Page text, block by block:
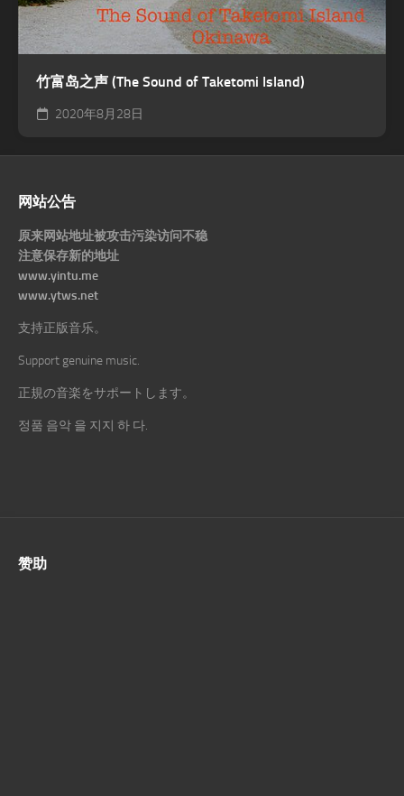
竹富岛之声 (The Sound of Taketomi Island)
2020年8月28日
网站公告
原来网站地址被攻击污染访问不稳
注意保存新的地址
www.yintu.me
www.ytws.net
支持正版音乐。
Support genuine music.
正規の音楽をサポートします。
정품 음악 을 지지 하 다.
赞助